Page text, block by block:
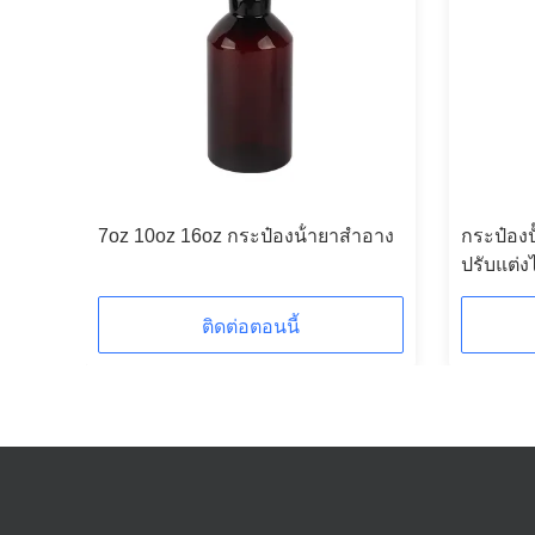
7oz 10oz 16oz กระป๋องน้ํายาสําอาง
ติดต่อตอนนี้
กระป๋อ
ปรับแต่ง
ยางมิตร